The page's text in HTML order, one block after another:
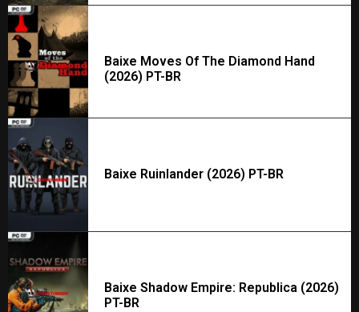
Baixe Moves Of The Diamond Hand
(2026) PT-BR
Baixe Ruinlander (2026) PT-BR
Baixe Shadow Empire: Republica (2026)
PT-BR